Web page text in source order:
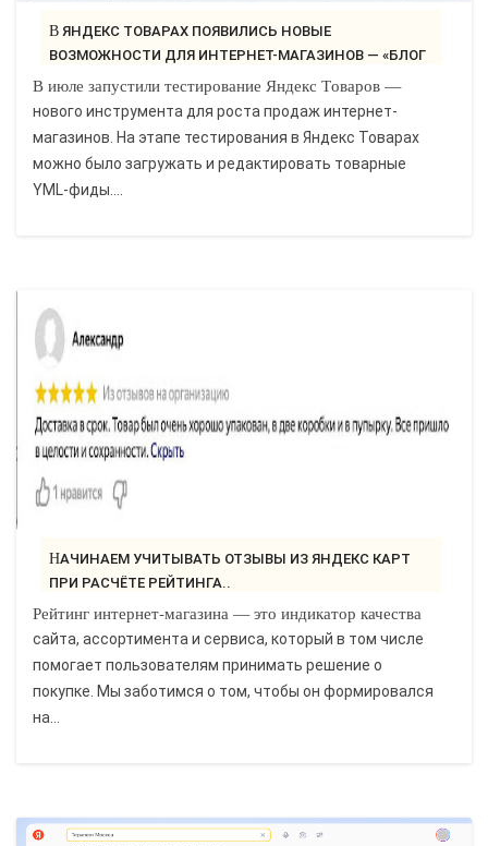
В ЯНДЕКС ТОВАРАХ ПОЯВИЛИСЬ НОВЫЕ
ВОЗМОЖНОСТИ ДЛЯ ИНТЕРНЕТ-МАГАЗИНОВ — «БЛОГ
В июле запустили тестирование Яндекс Товаров —
нового инструмента для роста продаж интернет-
магазинов. На этапе тестирования в Яндекс Товарах
можно было загружать и редактировать товарные
YML-фиды....
НАЧИНАЕМ УЧИТЫВАТЬ ОТЗЫВЫ ИЗ ЯНДЕКС КАРТ
ПРИ РАСЧЁТЕ РЕЙТИНГА..
Рейтинг интернет-магазина — это индикатор качества
сайта, ассортимента и сервиса, который в том числе
помогает пользователям принимать решение о
покупке. Мы заботимся о том, чтобы он формировался
на...